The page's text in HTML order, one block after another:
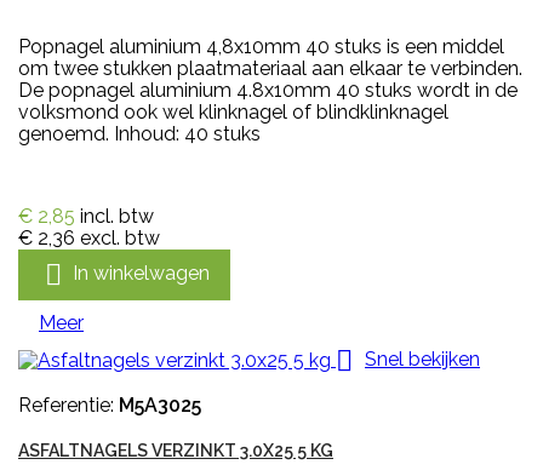
Popnagel aluminium 4,8x10mm 40 stuks is een middel
om twee stukken plaatmateriaal aan elkaar te verbinden.
De popnagel aluminium 4.8x10mm 40 stuks wordt in de
volksmond ook wel klinknagel of blindklinknagel
genoemd. Inhoud: 40 stuks
€ 2,85 incl. btw
€ 2,36 excl. btw
 In winkelwagen
Meer
 Snel bekijken
Referentie: M5A3025
ASFALTNAGELS VERZINKT 3.0X25 5 KG